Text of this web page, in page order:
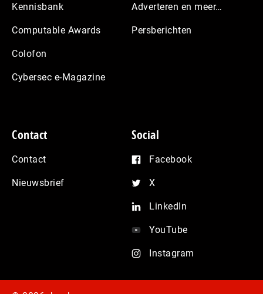
Kennisbank
Computable Awards
Colofon
Cybersec e-Magazine
Adverteren en meer…
Persberichten
Contact
Contact
Nieuwsbrief
Social
Facebook
X
LinkedIn
YouTube
Instagram